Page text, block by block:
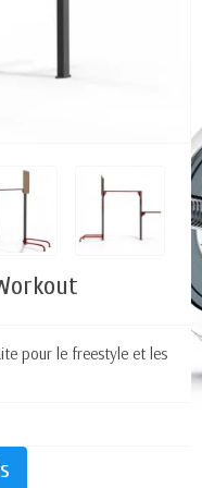
pour le freestyle et les